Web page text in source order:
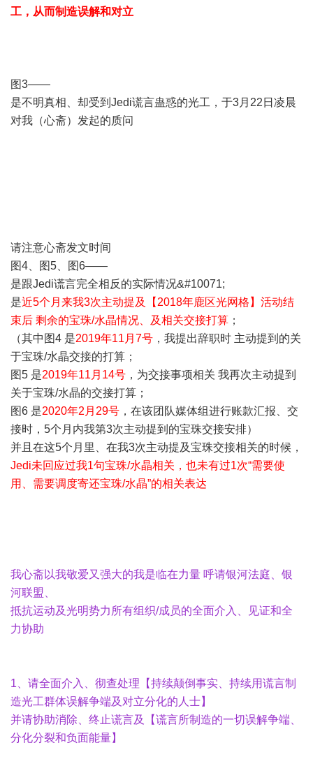
工，从而制造误解和对立
图3——
是不明真相、却受到Jedi谎言蛊惑的光工，于3月22日凌晨
对我（心斋）发起的质问
请注意心斋发文时间
图4、图5、图6——
是跟Jedi谎言完全相反的实际情况&#10071;
是近5个月来我3次主动提及【2018年鹿区光网格】活动结
束后 剩余的宝珠/水晶情况、及相关交接打算 ；
（其中图4 是2019年11月7号 ，我提出辞职时 主动提到的关
于宝珠/水晶交接的打算；
图5 是2019年11月14号 ，为交接事项相关 我再次主动提到
关于宝珠/水晶的交接打算；
图6 是2020年2月29号 ，在该团队媒体组进行账款汇报、交
接时，5个月内我第3次主动提到的宝珠交接安排）
并且在这5个月里、在我3次主动提及宝珠交接相关的时候，
Jedi未回应过我1句宝珠/水晶相关，也未有过1次“需要使
用、需要调度寄还宝珠/水晶”的相关表达
我心斋以我敬爱又强大的我是临在力量 呼请银河法庭、银
河联盟、
抵抗运动及光明势力所有组织/成员的全面介入、见证和全
力协助
1、请全面介入、彻查处理【持续颠倒事实、持续用谎言制
造光工群体误解争端及对立分化的人士】
并请协助消除、终止谎言及【谎言所制造的一切误解争端、
分化分裂和负面能量】